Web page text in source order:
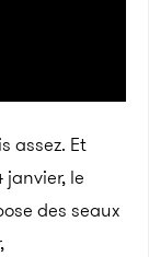
assez. Et
janvier, le
des seaux